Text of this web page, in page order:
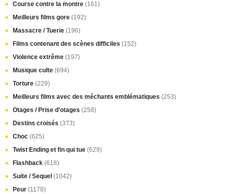
Course contre la montre (161)
Meilleurs films gore (192)
Massacre / Tuerie (196)
Films contenant des scènes difficiles (152)
Violence extrême (197)
Musique culte (694)
Torture (229)
Meilleurs films avec des méchants emblématiques (253)
Otages / Prise d'otages (258)
Destins croisés (373)
Choc (625)
Twist Ending et fin qui tue (629)
Flashback (618)
Suite / Sequel (1042)
Peur (1178)